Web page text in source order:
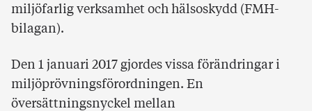
miljöfarlig verksamhet och hälsoskydd (FMH-
bilagan).
Den 1 januari 2017 gjordes vissa förändringar i
miljöprövningsförordningen. En
översättningsnyckel mellan